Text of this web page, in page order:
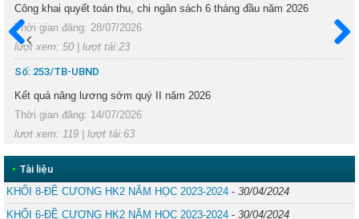
Trước
Công khai quyết toán thu, chi ngân sách 6 tháng đầu năm 2026
Thời gian đăng: 28/07/2026
lượt xem: 50 | lượt tải:23
Số: 253/TB-UBND
Kết quả nâng lương sớm quý II năm 2026
Thời gian đăng: 14/07/2026
lượt xem: 119 | lượt tải:63
• Tài liệu
KHỐI 8-ĐỀ CƯƠNG HK2 NĂM HỌC 2023-2024 - 30/04/2024
KHỐI 6-ĐỀ CƯƠNG HK2 NĂM HỌC 2023-2024 - 30/04/2024